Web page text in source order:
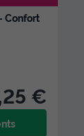
Confort
€